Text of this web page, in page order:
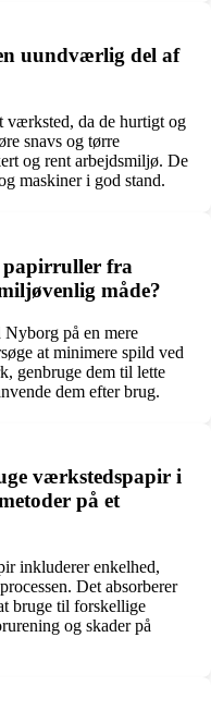
uundværlig del af
da de hurtigt og
snavs og tørre
og rent arbejdsmiljø. De
maskiner i god stand.
papirruller fra
måde?
på en mere
at minimere spild ved
genbruge dem til lette
dem efter brug.
værkstedspapir i
på et
inkluderer enkelhed,
Det absorberer
bruge til forskellige
og skader på